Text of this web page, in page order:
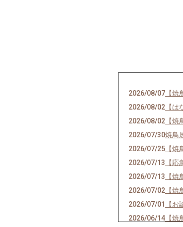
2026/08/07 【
2026/08/02 【
2026/08/02 【
2026/07/30焼鳥
2026/07/25 【
2026/07/13 【
2026/07/13 【
2026/07/02 【
2026/07/01
【
2026/06/14 【